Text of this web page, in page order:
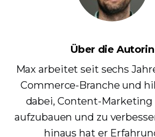
Über die Autorin
Max arbeitet seit sechs
Commerce-Branche und
dabei, Content-Marketing
aufzubauen und zu
hinaus hat er